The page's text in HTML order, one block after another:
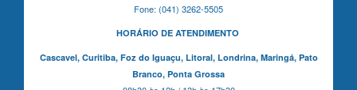
Fone: (041) 3262-5505
HORÁRIO DE ATENDIMENTO
Cascavel, Curitiba,Foz do Iguaçu, Litoral, Londrina, Maringá, Pato
Branco, Ponta Grossa